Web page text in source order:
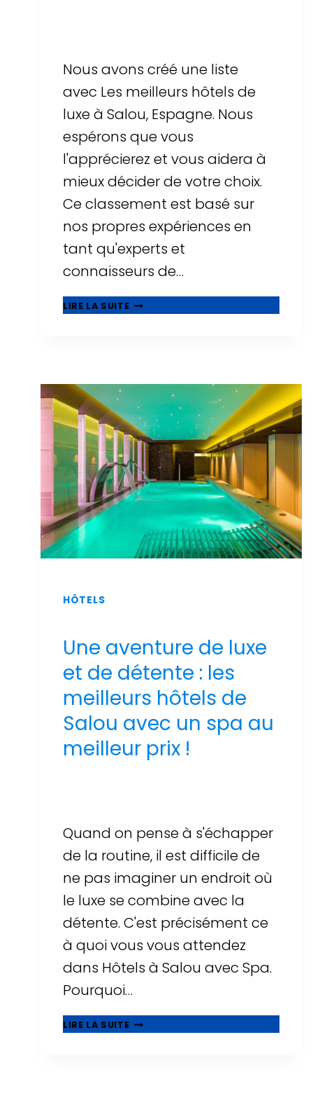
Nous avons créé une liste
avec Les meilleurs hôtels de
luxe à Salou, Espagne. Nous
espérons que vous
l'apprécierez et vous aidera à
mieux décider de votre choix.
Ce classement est basé sur
nos propres expériences en
tant qu'experts et
connaisseurs de…
LIRE LA SUITE⭐
MEILLEURS
SALOU
TOP
2026
HÔTELS
Une aventure de luxe
et de détente : les
meilleurs hôtels de
Salou avec un spa au
meilleur prix !
Quand on pense à s'échapper
de la routine, il est difficile de
ne pas imaginer un endroit où
le luxe se combine avec la
détente. C'est précisément ce
à quoi vous vous attendez
dans Hôtels à Salou avec Spa.
Pourquoi…
LIRE LA SUITEUNE
AVENTURE